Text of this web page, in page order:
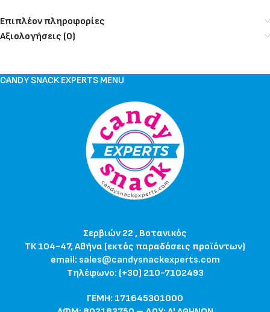
Επιπλέον πληροφορίες
Αξιολογήσεις (0)
CANDY SNACK EXPERTS MENU
Σερβιών 22 , Βοτανικός
ΤΚ 104-47, Αθήνα (εκτός παραδόσεις προϊόντων)
email: sales@candysnackexperts.com
Τηλέφωνο: (+30) 210-7102493
ΓΕΜΗ: 171645301000